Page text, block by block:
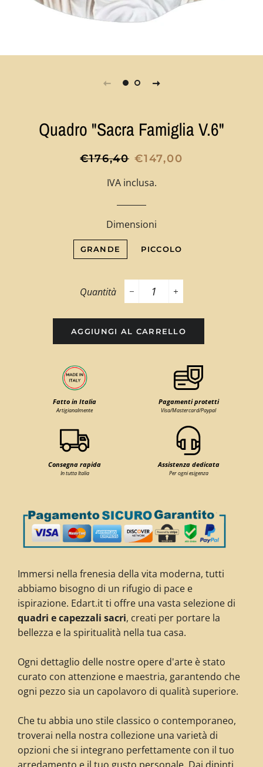
Quadro "Sacra Famiglia V.6"
Prezzo
€176,40 Prezzo
€147,00
IVA inclusa.
Dimensioni
GRANDE PICCOLO
Quantità
−
+
AGGIUNGI AL CARRELLO
Fatto in Italia
Artigianalmente
Pagamenti protetti
Visa/Mastercard/Paypal
Consegna rapida
In tutta Italia
Assistenza dedicata
Per ogni esigenza
Immersi nella frenesia della vita moderna, tutti
abbiamo bisogno di un rifugio di pace e
ispirazione. Edart.it ti offre una vasta selezione di
quadri e capezzali sacri, creati per portare la
bellezza e la spiritualità nella tua casa.
Ogni dettaglio delle nostre opere d'arte è stato
curato con attenzione e maestria, garantendo che
ogni pezzo sia un capolavoro di qualità superiore.
Che tu abbia uno stile classico o contemporaneo,
troverai nella nostra collezione una varietà di
opzioni che si integrano perfettamente con il tuo